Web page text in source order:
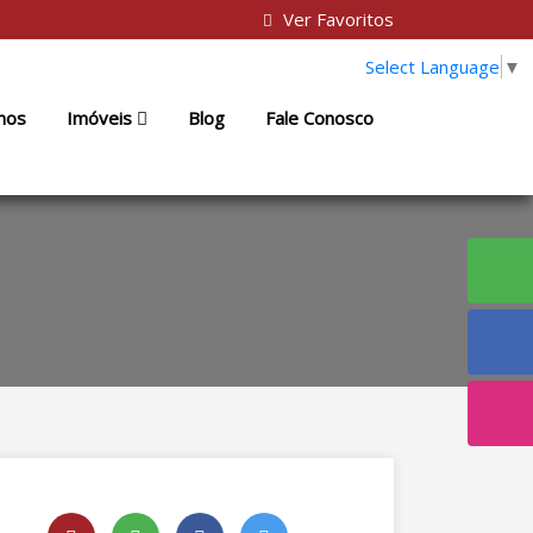
Ver Favoritos
Select Language ▼
Imóveis Blog Fale Conosco